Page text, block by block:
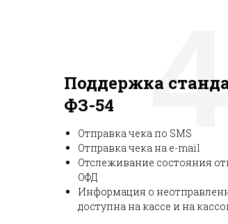
Поддержка
ФЗ-54
Отправка чека по SMS
Отправка чека на e-mail
Отслеживание состояния
ОФД
Информация о
доступна на кассе и на
4